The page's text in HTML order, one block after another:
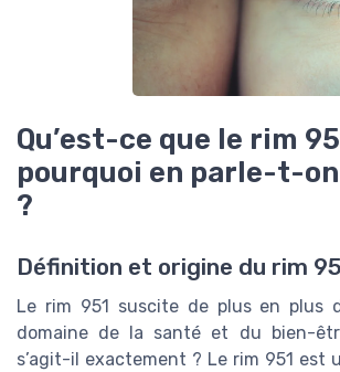
Qu’est-ce que le rim
pourquoi en parle-t-
?
Définition et origine du rim
Le rim 951 suscite de plus en plus
domaine de la santé et du bien-
s’agit-il exactement ? Le rim 951 est